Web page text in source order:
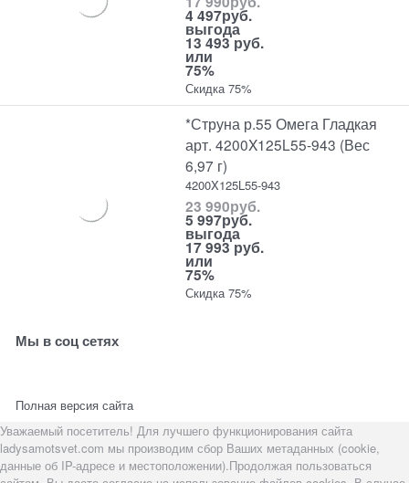
4 497руб.
выгода
13 493 руб.
или
75%
Скидка 75%
*Струна р.55 Омега Гладкая
арт. 4200X125L55-943 (Вес
6,97 г)
4200X125L55-943
23 990руб.
5 997руб.
выгода
17 993 руб.
или
75%
Скидка 75%
Мы в соц сетях
Полная версия сайта
Уважаемый посетитель! Для лучшего функционирования сайта
ladysamotsvet.com мы производим сбор Ваших метаданных (cookie,
данные об IP-адресе и местоположении).Продолжая пользоваться